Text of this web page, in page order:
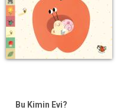
Bu Kimin Evi?